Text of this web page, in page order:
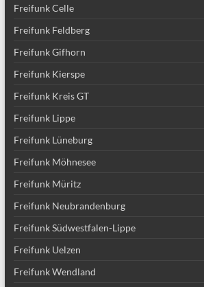
Freifunk Celle
Freifunk Feldberg
Freifunk Gifhorn
Freifunk Kierspe
Freifunk Kreis GT
Freifunk Lippe
Freifunk Lüneburg
Freifunk Möhnesee
Freifunk Müritz
Freifunk Neubrandenburg
Freifunk Südwestfalen-Lippe
Freifunk Uelzen
Freifunk Wendland